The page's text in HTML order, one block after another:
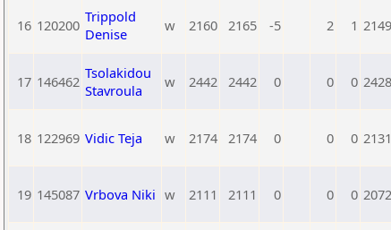
16 120200 Trippold
Denise
w 2160 2165 -5 2 1 2149
17 146462 Tsolakidou
Stavroula
w 2442 2442 0 0 0 2428
18 122969 Vidic Teja w 2174 2174 0 0 0 2131
19 145087 Vrbova Niki w 2111 2111 0 0 0 2072